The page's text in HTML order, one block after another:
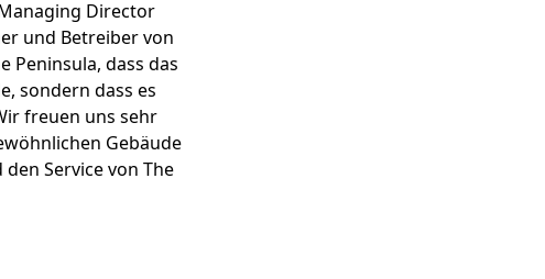
Director
und Betreiber von
Peninsula, dass das
sondern dass es
freuen uns sehr
Gebäude
Service von The